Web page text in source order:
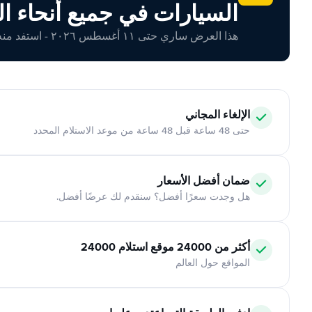
السيارات في جميع أنحاء
هذا العرض ساري حتى ١١ أغسطس ٢٠٢٦ - استفد منه اليوم!
الإلغاء المجاني
حتى 48 ساعة قبل 48 ساعة من موعد الاستلام المحدد
ضمان أفضل الأسعار
هل وجدت سعرًا أفضل؟ سنقدم لك عرضًا أفضل.
أكثر من 24000 موقع استلام 24000
المواقع حول العالم